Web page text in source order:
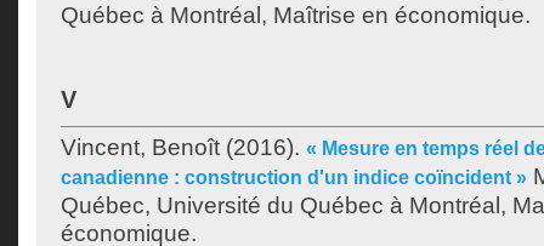
Québec à Montréal, Maîtrise en économique.
V
Vincent, Benoît (2016). « Mesure en temps réel
canadienne : construction d'un indice coïncident »
Québec, Université du Québec à Montréal,
économique.